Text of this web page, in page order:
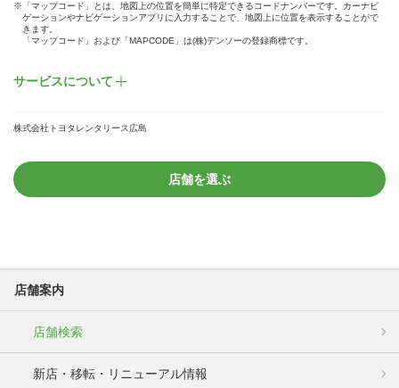
※「マップコード」とは、地図上の位置を簡単に特定できるコードナンバーです。カーナビ
ゲーションやナビゲーションアプリに入力することで、地図上に位置を表示することがで
きます。
「マップコード」および「MAPCODE」は(株)デンソーの登録商標です。
サービスについて
株式会社トヨタレンタリース広島
店舗を選ぶ
店舗案内
店舗検索
新店・移転・リニューアル情報